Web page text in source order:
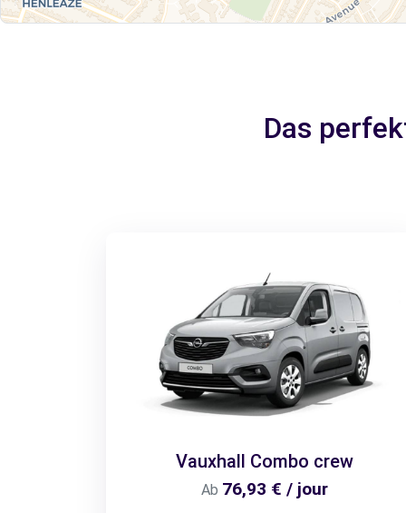
Das
Vauxhall Combo crew
Ab 76,93 € / jour